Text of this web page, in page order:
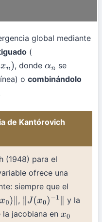
global mediante
(
, dondeαn se
o combinándolo
de Kantórovich
(1948) para el
ofrece una
siempre que el
)∥ , J( x0)− ∥
y la
la jacobiana enx0